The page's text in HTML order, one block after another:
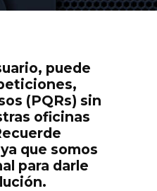
puede
(PQRs) sin
oficinas
que somos
para darle